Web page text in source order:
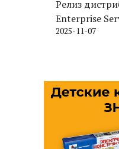
Релиз
Enterprise
2025-11-07